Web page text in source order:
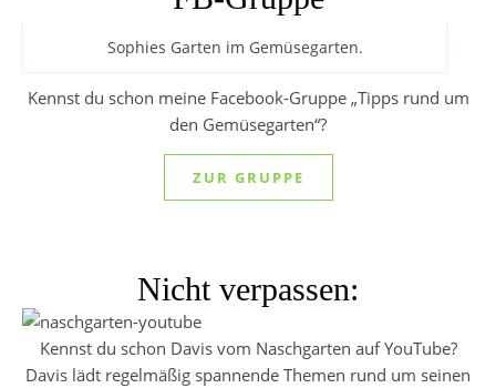
Sophies Garten im Gemüsegarten.
Kennst du schon meine Facebook-Gruppe „Tipps rund um
den Gemüsegarten“?
ZUR GRUPPE
Nicht verpassen:
Kennst du schon Davis vom Naschgarten auf YouTube?
Davis lädt regelmäßig spannende Themen rund um seinen